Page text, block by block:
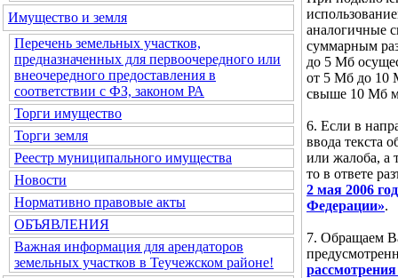
Имущество и земля
Перечень земельных участков,
предназначенных для первоочередного или
внеочередного предоставления в
соответствии с ФЗ, законом РА
Торги имущество
Торги земля
Реестр муниципального имущества
Новости
Нормативно правовые акты
ОБЪЯВЛЕНИЯ
Важная информация для арендаторов
земельных участков в Теучежском районе!
аналогичные
суммарным
до 5 Мб
от 5 Мб до 10
свыше 10 Мб
6. Если в
ввода текста
или жалоба, а
то в ответе
2 мая 2006
Федерации».
7. Обращаем